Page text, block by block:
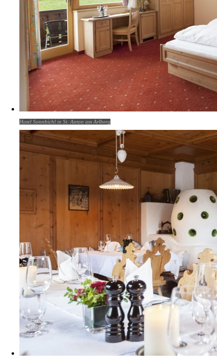
Hotel Sonnbichl in St. Anton am Arlberg